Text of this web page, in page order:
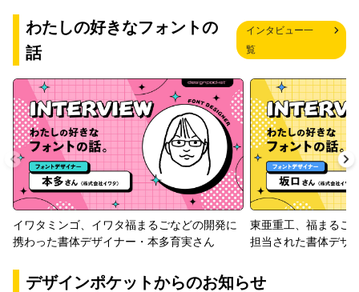
わたしの好きなフォントの
話
インタビュー一
覧
イワタミンゴ、イワタ福まるごなどの開発に
携わった書体デザイナー・本多育実さん
東亜重工、福まるご
担当された書体デザ
デザインポケットからのお知らせ